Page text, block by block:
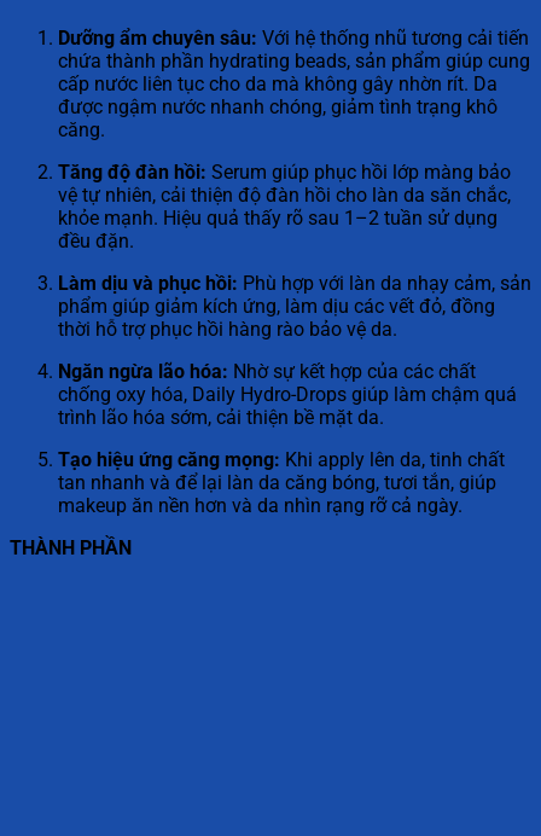
Dưỡng ẩm chuyên sâu: Với hệ thống nhũ tương cải tiến
chứa thành phần hydrating beads, sản phẩm giúp cung
cấp nước liên tục cho da mà không gây nhờn rít. Da
được ngậm nước nhanh chóng, giảm tình trạng khô
căng.
Tăng độ đàn hồi: Serum giúp phục hồi lớp màng bảo
vệ tự nhiên, cải thiện độ đàn hồi cho làn da săn chắc,
khỏe mạnh. Hiệu quả thấy rõ sau 1–2 tuần sử dụng
đều đặn.
Làm dịu và phục hồi: Phù hợp với làn da nhạy cảm, sản
phẩm giúp giảm kích ứng, làm dịu các vết đỏ, đồng
thời hỗ trợ phục hồi hàng rào bảo vệ da.
Ngăn ngừa lão hóa: Nhờ sự kết hợp của các chất
chống oxy hóa, Daily Hydro-Drops giúp làm chậm quá
trình lão hóa sớm, cải thiện bề mặt da.
Tạo hiệu ứng căng mọng: Khi apply lên da, tinh chất
tan nhanh và để lại làn da căng bóng, tươi tắn, giúp
makeup ăn nền hơn và da nhìn rạng rỡ cả ngày.
THÀNH PHẦN